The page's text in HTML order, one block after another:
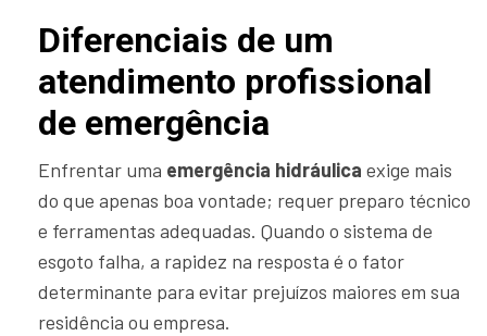
Diferenciais de um
atendimento profissional
de emergência
Enfrentar uma emergência hidráulica exige mais
do que apenas boa vontade; requer preparo técnico
e ferramentas adequadas. Quando o sistema de
esgoto falha, a rapidez na resposta é o fator
determinante para evitar prejuízos maiores em sua
residência ou empresa.